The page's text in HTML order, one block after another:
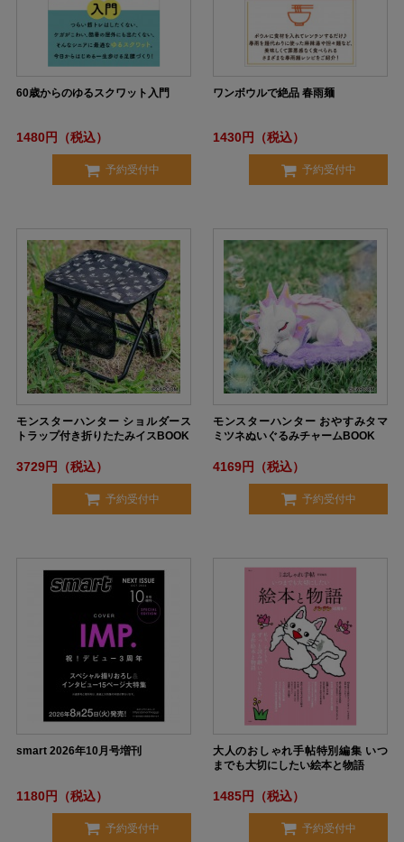
60歳からのゆるスクワット入門
1480円（税込）
予約受付中
ワンボウルで絶品 春雨麺
1430円（税込）
予約受付中
モンスターハンター ショルダース
トラップ付き折りたたみイスBOOK
3729円（税込）
予約受付中
モンスターハンター おやすみタマ
ミツネぬいぐるみチャームBOOK
4169円（税込）
予約受付中
smart 2026年10月号増刊
1180円（税込）
予約受付中
大人のおしゃれ手帖特別編集 いつ
までも大切にしたい絵本と物語
1485円（税込）
予約受付中